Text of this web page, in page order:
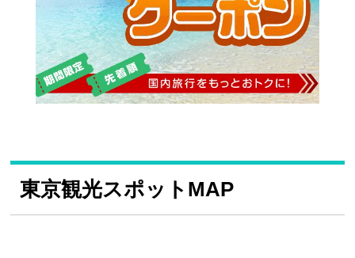
東京観光スポットMAP